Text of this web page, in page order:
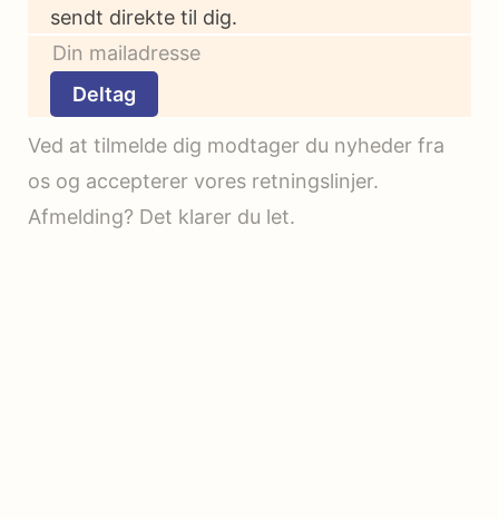
sendt direkte til dig.
Deltag
Ved at tilmelde dig modtager du nyheder fra
os og accepterer vores retningslinjer.
Afmelding? Det klarer du let.